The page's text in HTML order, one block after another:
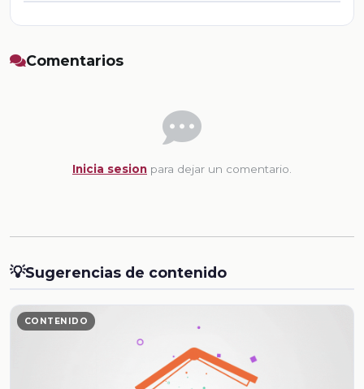
Comentarios
Inicia sesion para dejar un comentario.
💡Sugerencias de contenido
CONTENIDO